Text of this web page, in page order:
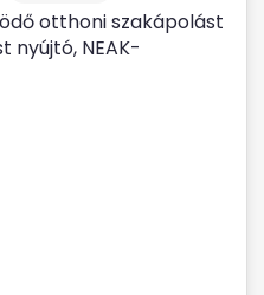
otthoni szakápolást
nyújtó, NEAK-